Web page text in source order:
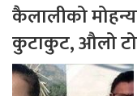
कैलालीको
कुटाकुट, औलो